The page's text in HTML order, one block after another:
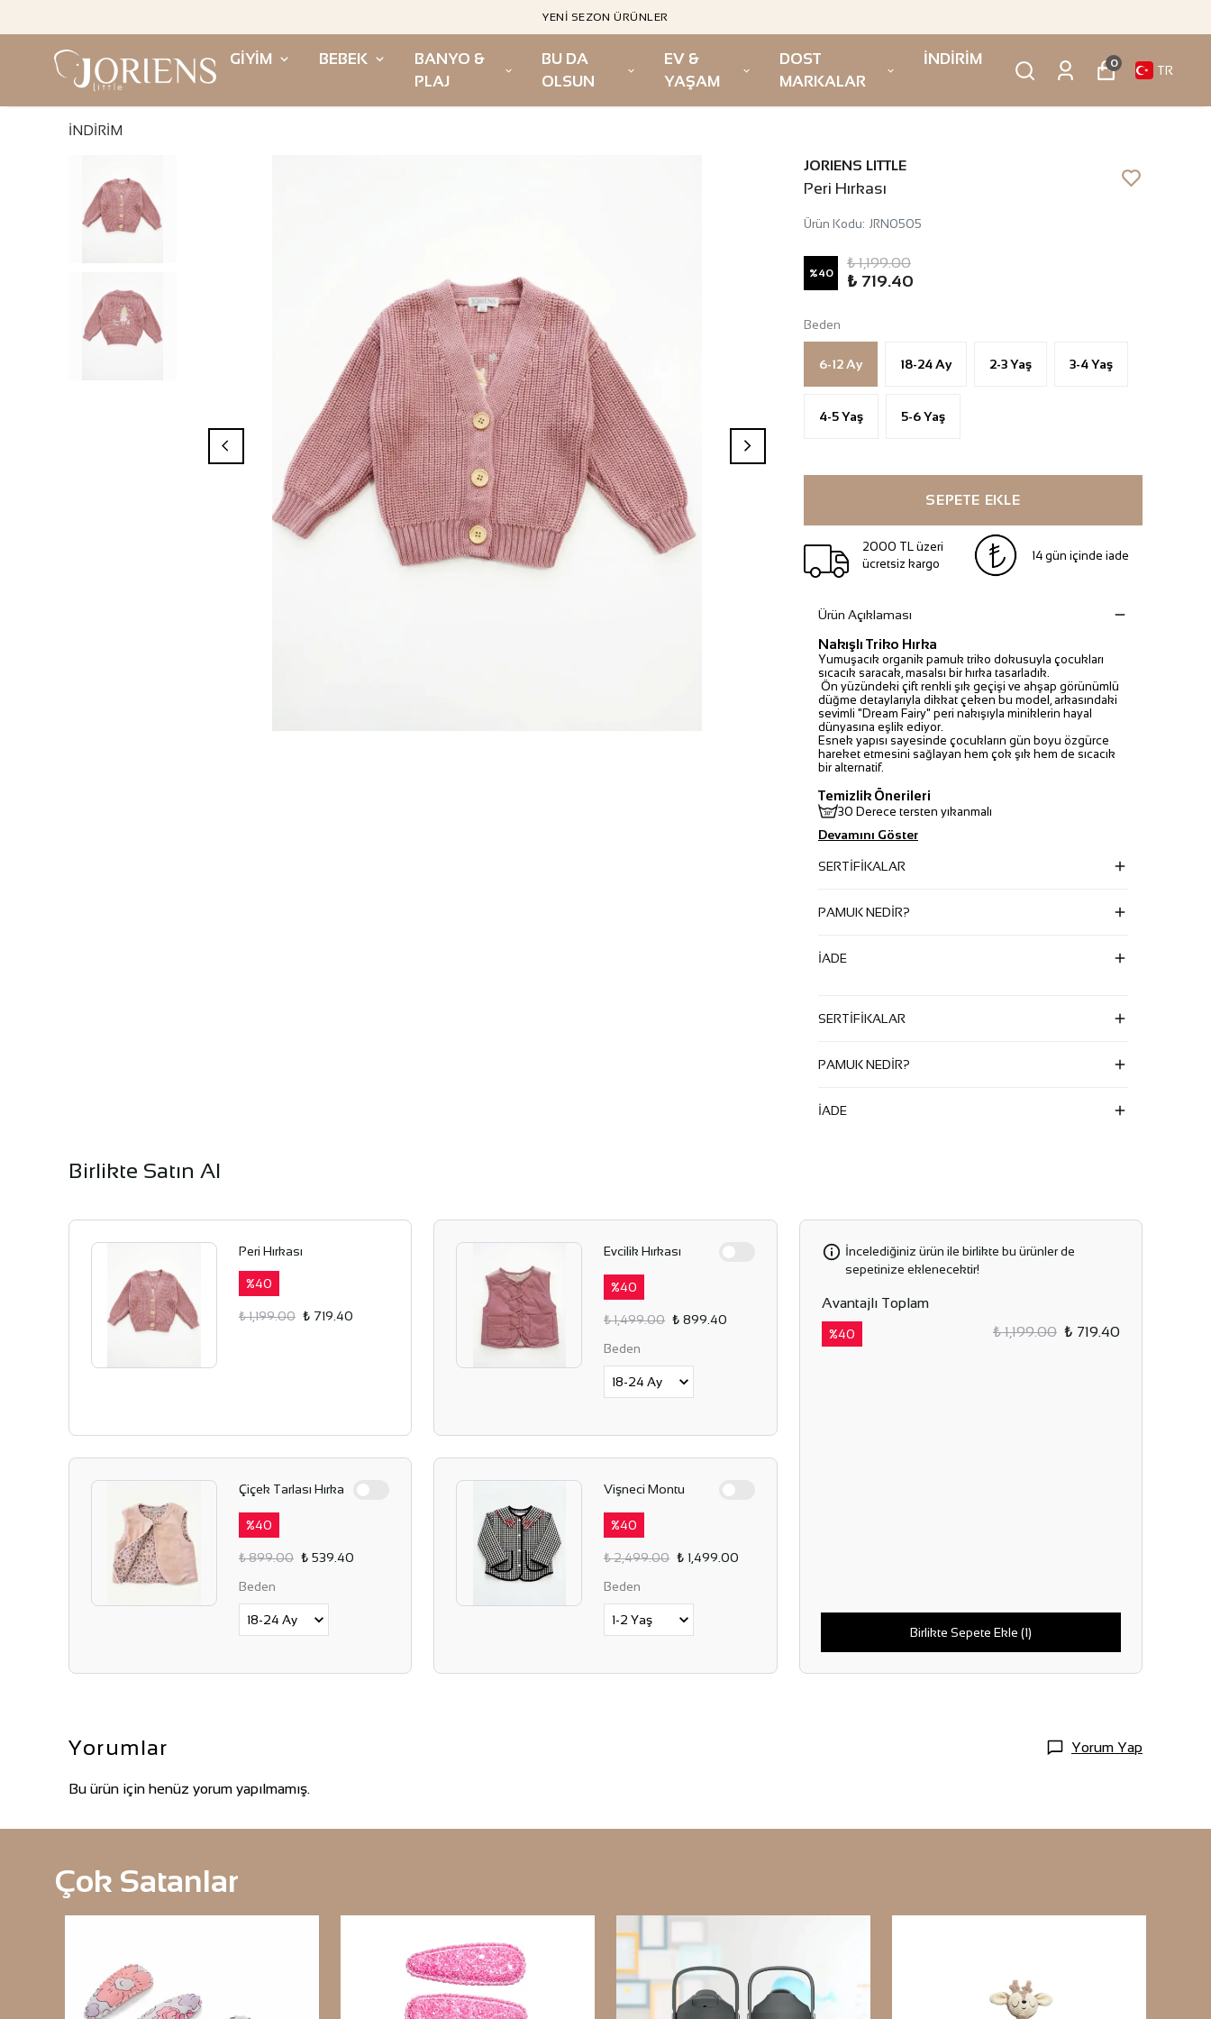
YENI SEZON ÜRÜNLER
GİYİM BEBEK
BANYO &
PLAJ
BU DA
OLSUN
EV &
YAŞAM
DOST
MARKALAR
İNDİRİM 0 TR
İNDİRİM
JORIENS LITTLE
Peri Hırkası
Ürün Kodu: JRN0505
%40
₺ 1,199.00
₺ 719.40
Beden
6-12 Ay 18-24 Ay 2-3 Yaş 3-4 Yaş
4-5 Yaş 5-6 Yaş
SEPETE EKLE
2000 TL üzeri
ücretsiz kargo
14 gün içinde iade
Ürün Açıklaması
Nakışlı Triko Hırka
Yumuşacık organik pamuk triko dokusuyla çocukları
sıcacık saracak, masalsı bir hırka tasarladık.
Ön yüzündeki çift renkli şık geçişi ve ahşap görünümlü
düğme detaylarıyla dikkat çeken bu model, arkasındaki
sevimli "Dream Fairy" peri nakışıyla miniklerin hayal
dünyasına eşlik ediyor.
Esnek yapısı sayesinde çocukların gün boyu özgürce
hareket etmesini sağlayan hem çok şık hem de sıcacık
bir alternatif.
Temizlik Önerileri
30 Derece tersten yıkanmalı
Devamını Göster
SERTİFİKALAR
PAMUK NEDİR?
İADE
SERTİFİKALAR
PAMUK NEDİR?
İADE
Birlikte Satın Al
Peri Hırkası
%40
₺ 1,199.00 ₺ 719.40
Evcilik Hırkası
%40
₺ 1,499.00 ₺ 899.40
Beden
Çiçek Tarlası Hırka
%40
₺ 899.00 ₺ 539.40
Beden
Vişneci Montu
%40
₺ 2,499.00 ₺ 1,499.00
Beden
İncelediğiniz ürün ile birlikte bu ürünler de
sepetinize eklenecektir!
Avantajlı Toplam
%40 ₺ 1,199.00 ₺ 719.40
Birlikte Sepete Ekle (1)
Yorumlar Yorum Yap
Bu ürün için henüz yorum yapılmamış.
Çok Satanlar